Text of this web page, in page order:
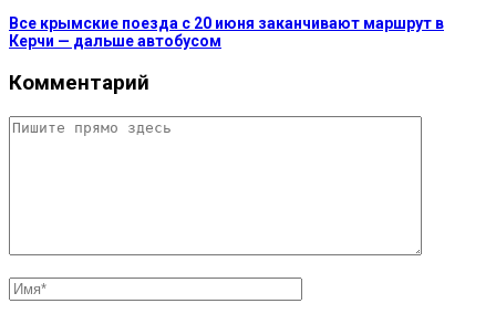
Все крымские поезда с 20 июня заканчивают маршрут в
Керчи — дальше автобусом
Комментарий